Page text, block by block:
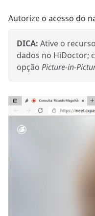
Autorize o acesso do
DICA: Ative o recurso
dados no HiDoctor;
opção Picture-in-